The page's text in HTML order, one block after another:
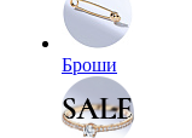
Броши